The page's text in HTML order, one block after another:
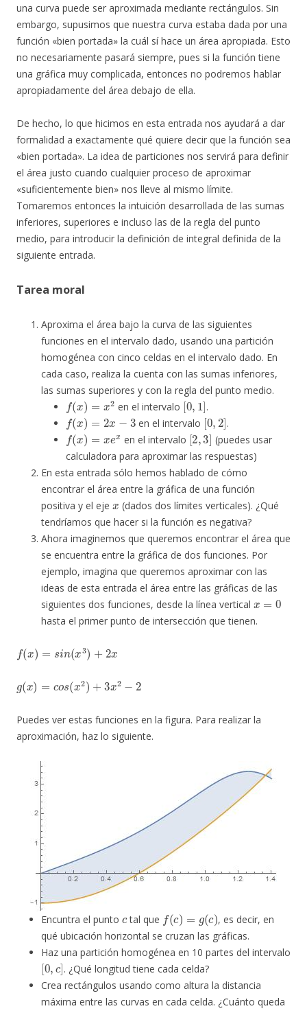
una curva puede ser aproximada mediante rectángulos. Sin
embargo, supusimos que nuestra curva estaba dada por una
función «bien portada» la cuál sí hace un área apropiada. Esto
no necesariamente pasará siempre, pues si la función tiene
una gráfica muy complicada, entonces no podremos hablar
apropiadamente del área debajo de ella.
De hecho, lo que hicimos en esta entrada nos ayudará a dar
formalidad a exactamente qué quiere decir que la función sea
«bien portada». La idea de particiones nos servirá para definir
el área justo cuando cualquier proceso de aproximar
«suficientemente bien» nos lleve al mismo límite.
Tomaremos entonces la intuición desarrollada de las sumas
inferiores, superiores e incluso las de la regla del punto
medio, para introducir la definición de integral definida de la
siguiente entrada.
Tarea moral
Aproxima el área bajo la curva de las siguientes
funciones en el intervalo dado, usando una partición
homogénea con cinco celdas en el intervalo dado. En
cada caso, realiza la cuenta con las sumas inferiores,
las sumas superiores y con la regla del punto medio.
f(x)=x2
en el intervalo
[0, 1]
.
f(x)= −
en el intervalo
[0 2]
.
f(x)= x
en el intervalo
[2, 3]
(puedes usar
calculadora para aproximar las respuestas)
En esta entrada sólo hemos hablado de cómo
encontrar el área entre la gráfica de una función
positiva y el eje
x
(dados dos límites verticales). ¿Qué
tendríamos que hacer si la función es negativa?
Ahora imaginemos que queremos encontrar el área que
se encuentra entre la gráfica de dos funciones. Por
ejemplo, imagina que queremos aproximar con las
ideas de esta entrada el área entre las gráficas de las
siguientes dos funciones, desde la línea vertical
x=0
hasta el primer punto de intersección que tienen.
(x = x ) 2
( ) 2 + 2− 2
Puedes ver estas funciones en la figura. Para realizar la
aproximación, haz lo siguiente.
Encuntra el punto tal que
f( c =
, es decir, en
qué ubicación horizontal se cruzan las gráficas.
Haz una partición homogénea en 10 partes del intervalo
[0,c]
. ¿Qué longitud tiene cada celda?
Crea rectángulos usando como altura la distancia
máxima entre las curvas en cada celda. ¿Cuánto queda